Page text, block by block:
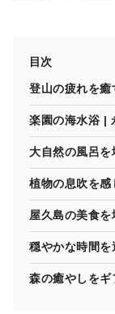
目次
登山の疲れを
楽園の海水浴 |
大自然の風呂
植物の息吹を
屋久島の美食
穏やかな時間
森の癒やしを